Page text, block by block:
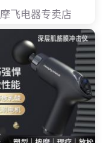
摩飞电器专卖店